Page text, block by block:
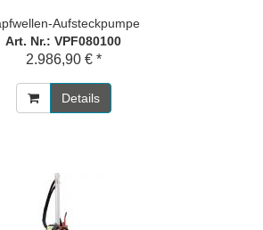
Aufsteckpumpe
Art. Nr.: VPF080100
2.986,90 € *
Details